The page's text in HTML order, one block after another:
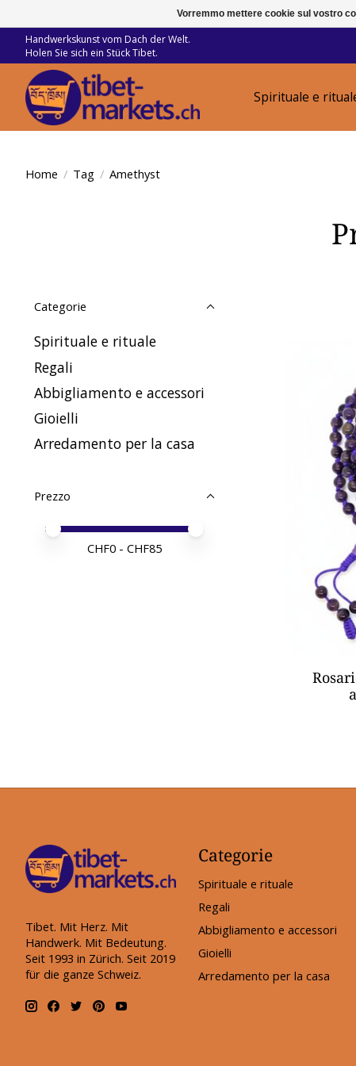
Handwerkskunst vom Dach der Welt.
Holen Sie sich ein Stück Tibet.
Spirituale e
Home / Tag / Amethyst
Categorie
Spirituale e rituale
Regali
Abbigliamento e accessori
Gioielli
Arredamento per la casa
Prezzo
Price minimum value
Price maximum value
CHF0 - CHF85
Tibet. Mit Herz. Mit
Handwerk. Mit Bedeutung.
Seit 1993 in Zürich. Seit 2019
für die ganze Schweiz.
Categorie
Spirituale e rituale
Regali
Abbigliamento e accessori
Gioielli
Arredamento per la casa
Vorremmo mettere cookie sul vostro